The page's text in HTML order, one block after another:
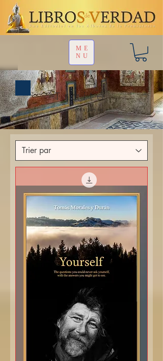
ME
NU
Traité
sur la sagesse